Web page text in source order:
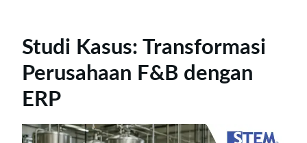
Studi Kasus: Transformasi
Perusahaan F&B dengan
ERP